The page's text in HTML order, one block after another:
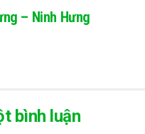
– Ninh Hưng
bình luận